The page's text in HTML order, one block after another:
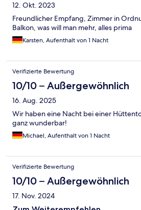
12. Okt. 2023
Freundlicher Empfang, Zimmer in
Balkon, was will man mehr, alles prima
Karsten, Aufenthalt von 1 Nacht
Verifizierte Bewertung
10/10 – Außergewöhnlich
16. Aug. 2025
Wir haben eine Nacht bei einer
ganz wunderbar!
Michael, Aufenthalt von 1 Nacht
Verifizierte Bewertung
10/10 – Außergewöhnlich
17. Nov. 2024